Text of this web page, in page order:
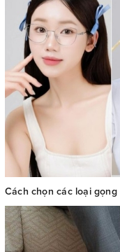
Cách chọn các loại